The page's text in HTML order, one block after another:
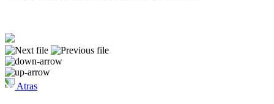
Atras